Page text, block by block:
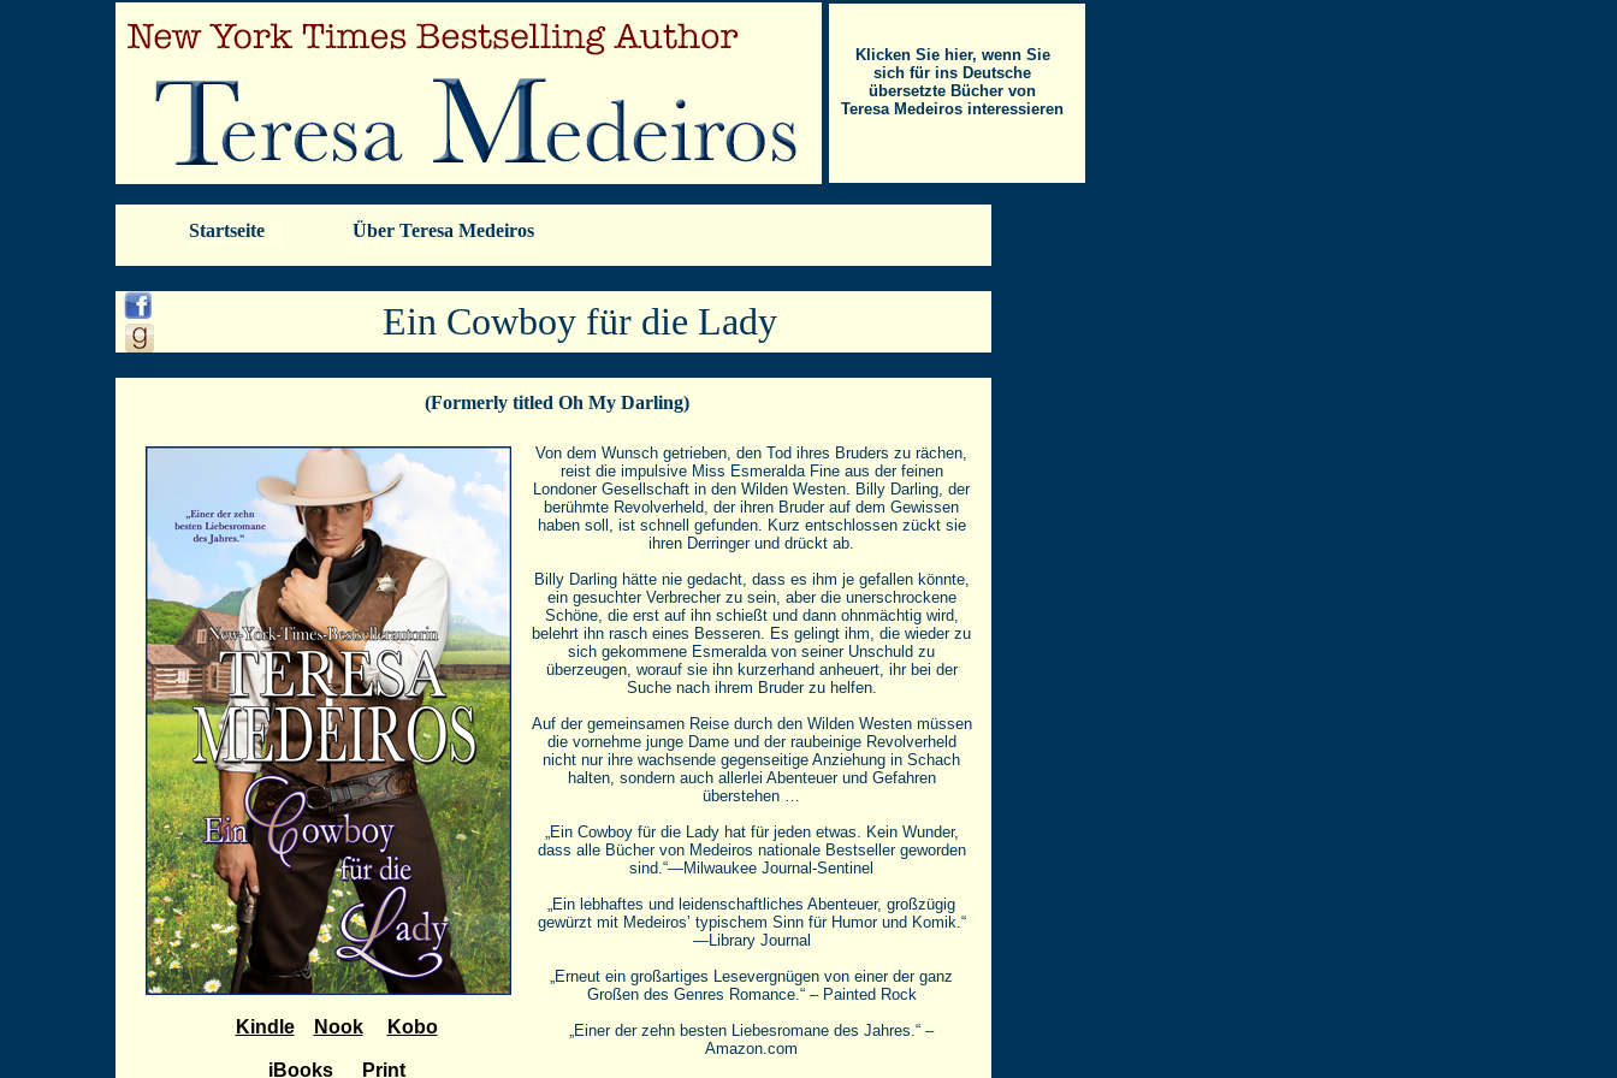
Kindle Nook Kobo
iBooks Print
Von dem Wunsch getrieben, den Tod ihres Bruders zu rächen,
reist die impulsive Miss Esmeralda Fine aus der feinen
Londoner Gesellschaft in den Wilden Westen. Billy Darling, der
berühmte Revolverheld, der ihren Bruder auf dem Gewissen
haben soll, ist schnell gefunden. Kurz entschlossen zückt sie
ihren Derringer und drückt ab.
Billy Darling hätte nie gedacht, dass es ihm je gefallen könnte,
ein gesuchter Verbrecher zu sein, aber die unerschrockene
Schöne, die erst auf ihn schießt und dann ohnmächtig wird,
belehrt ihn rasch eines Besseren. Es gelingt ihm, die wieder zu
sich gekommene Esmeralda von seiner Unschuld zu
überzeugen, worauf sie ihn kurzerhand anheuert, ihr bei der
Suche nach ihrem Bruder zu helfen.
Auf der gemeinsamen Reise durch den Wilden Westen müssen
die vornehme junge Dame und der raubeinige Revolverheld
nicht nur ihre wachsende gegenseitige Anziehung in Schach
halten, sondern auch allerlei Abenteuer und Gefahren
überstehen …
„Ein Cowboy für die Lady hat für jeden etwas. Kein Wunder,
dass alle Bücher von Medeiros nationale Bestseller geworden
sind.“—Milwaukee Journal-Sentinel
„Ein lebhaftes und leidenschaftliches Abenteuer, großzügig
gewürzt mit Medeiros’ typischem Sinn für Humor und Komik.“
—Library Journal
„Erneut ein großartiges Lesevergnügen von einer der ganz
Großen des Genres Romance.“ – Painted Rock
„Einer der zehn besten Liebesromane des Jahres.“ –
Amazon.com
Klicken Sie hier, wenn Sie
sich für ins Deutsche
übersetzte Bücher von
Teresa Medeiros interessieren
Über Teresa Medeiros
Startseite
Ein Cowboy für die Lady
(Formerly titled Oh My Darling)